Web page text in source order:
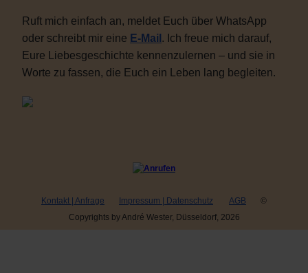
Ruft mich einfach an, meldet Euch über WhatsApp
oder schreibt mir eine E-Mail . Ich freue mich darauf,
Eure Liebesgeschichte kennenzulernen – und sie in
Worte zu fassen, die Euch ein Leben lang begleiten.
Kontakt | Anfrage Impressum | Datenschutz AGB
©
Copyrights by André Wester, Düsseldorf, 2026